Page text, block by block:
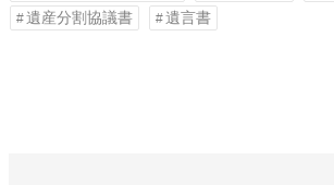
遺産分割協議書
遺言書